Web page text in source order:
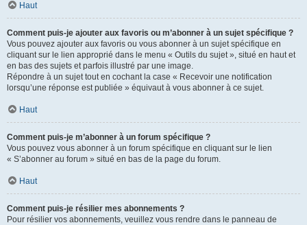
Haut
Comment puis-je ajouter aux favoris ou m’abonner à un sujet spécifique ?
Vous pouvez ajouter aux favoris ou vous abonner à un sujet spécifique en
cliquant sur le lien approprié dans le menu « Outils du sujet », situé en haut et
en bas des sujets et parfois illustré par une image.
Répondre à un sujet tout en cochant la case « Recevoir une notification
lorsqu’une réponse est publiée » équivaut à vous abonner à ce sujet.
Haut
Comment puis-je m’abonner à un forum spécifique ?
Vous pouvez vous abonner à un forum spécifique en cliquant sur le lien
« S’abonner au forum » situé en bas de la page du forum.
Haut
Comment puis-je résilier mes abonnements ?
Pour résilier vos abonnements, veuillez vous rendre dans le panneau de